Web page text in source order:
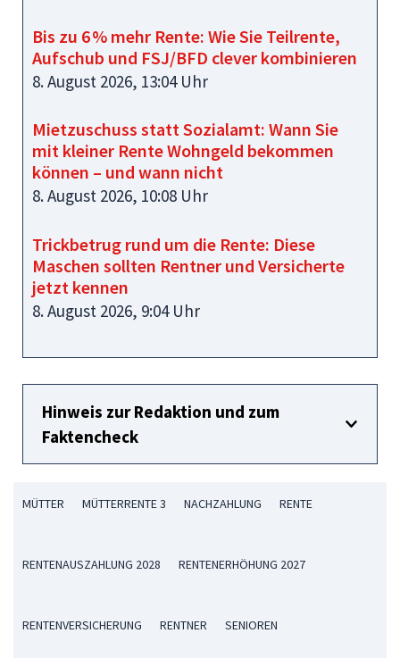
Bis zu 6 % mehr Rente: Wie Sie Teilrente,
Aufschub und FSJ/BFD clever kombinieren
8. August 2026, 13:04 Uhr
Mietzuschuss statt Sozialamt: Wann Sie
mit kleiner Rente Wohngeld bekommen
können – und wann nicht
8. August 2026, 10:08 Uhr
Trickbetrug rund um die Rente: Diese
Maschen sollten Rentner und Versicherte
jetzt kennen
8. August 2026, 9:04 Uhr
Hinweis zur Redaktion und zum
Faktencheck
MÜTTER MÜTTERRENTE 3 NACHZAHLUNG RENTE
RENTENAUSZAHLUNG 2028 RENTENERHÖHUNG 2027
RENTENVERSICHERUNG RENTNER SENIOREN